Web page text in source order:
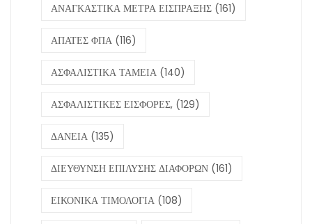
ΑΝΑΓΚΑΣΤΙΚΑ ΜΕΤΡΑ ΕΙΣΠΡΑΞΗΣ (161)
ΑΠΑΤΕΣ ΦΠΑ (116)
ΑΣΦΑΛΙΣΤΙΚΑ ΤΑΜΕΙΑ (140)
ΑΣΦΑΛΙΣΤΙΚΕΣ ΕΙΣΦΟΡΕΣ, (129)
ΔΑΝΕΙΑ (135)
ΔΙΕΥΘΥΝΣΗ ΕΠΙΛΥΣΗΣ ΔΙΑΦΟΡΩΝ (161)
ΕΙΚΟΝΙΚΑ ΤΙΜΟΛΟΓΙΑ (108)